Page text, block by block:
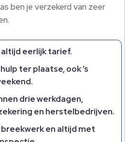
ben je verzekerd van zeer
altijd eerlijk tarief.
ter plaatse, ook ’s
drie werkdagen,
en herstelbedrijven.
en altijd met